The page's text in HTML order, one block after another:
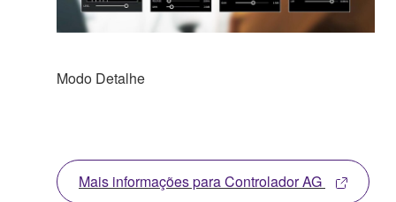
Modo Detalhe
Mais informações para Controlador AG